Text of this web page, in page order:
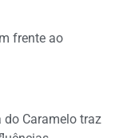
frente ao
do Caramelo traz